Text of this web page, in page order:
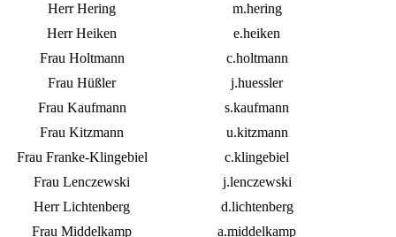
Herr Hering
m.hering
Herr Heiken
e.heiken
Frau Holtmann
c.holtmann
Frau Hüßler
j.huessler
Frau Kaufmann
s.kaufmann
Frau Kitzmann
u.kitzmann
Frau Franke-Klingebiel
c.klingebiel
Frau Lenczewski
j.lenczewski
Herr Lichtenberg
d.lichtenberg
Frau Middelkamp
a.middelkamp